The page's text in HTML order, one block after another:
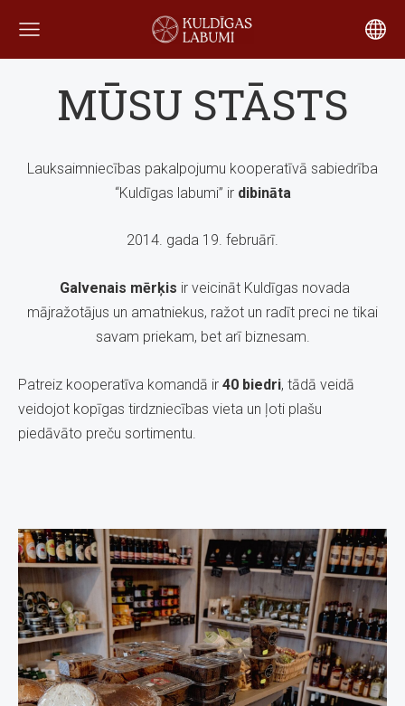
MŪSU STĀSTS
Lauksaimniecības pakalpojumu kooperatīvā sabiedrība
“Kuldīgas labumi” ir dibināta
2014. gada 19. februārī.
Galvenais mērķis ir veicināt Kuldīgas novada
mājražotājus un amatniekus, ražot un radīt preci ne tikai
savam priekam, bet arī biznesam.
Patreiz kooperatīva komandā ir 40 biedri, tādā veidā
veidojot kopīgas tirdzniecības vieta un ļoti plašu
piedāvāto preču sortimentu.